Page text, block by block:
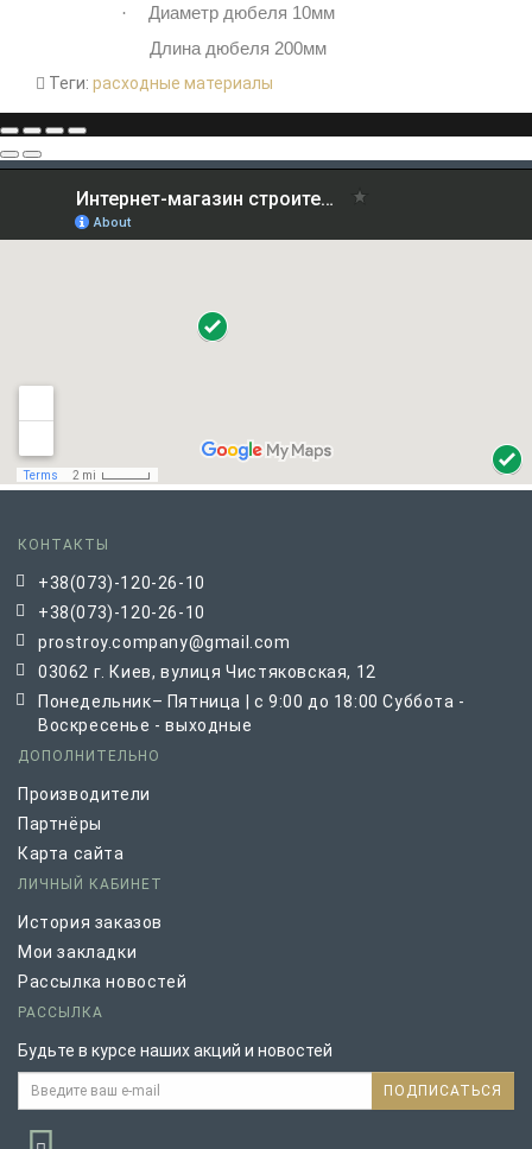
· Диаметр дюбеля 10мм
Длина дюбеля 200мм
Теги: расходные материалы
КОНТАКТЫ
+38(073)-120-26-10
+38(073)-120-26-10
prostroy.company@gmail.com
03062 г. Киев, вулиця Чистяковская, 12
Понедельник– Пятница | с 9:00 до 18:00 Суббота -
Воскресенье - выходные
ДОПОЛНИТЕЛЬНО
Производители
Партнёры
Карта сайта
ЛИЧНЫЙ КАБИНЕТ
История заказов
Мои закладки
Рассылка новостей
РАССЫЛКА
Будьте в курсе наших акций и новостей
ПОДПИСАТЬСЯ